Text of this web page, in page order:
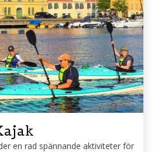
en rad spännande aktiviteter för